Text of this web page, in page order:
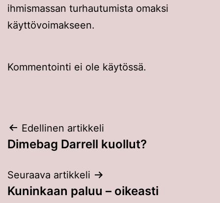
ihmismassan turhautumista omaksi
käyttövoimakseen.
Kommentointi ei ole käytössä.
Artikkelien
selaus
Edellinen artikkeli
Dimebag Darrell kuollut?
Seuraava artikkeli
Kuninkaan paluu – oikeasti